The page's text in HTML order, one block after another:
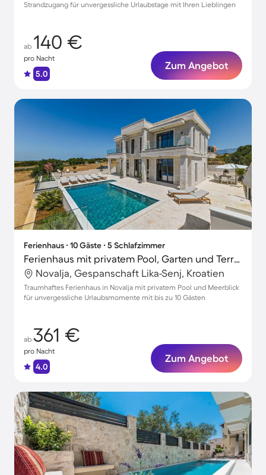
Strandzugang für unvergessliche Urlaubstage mit Ihren Lieblingen
ab 140 €
pro Nacht
5.0
Zum Angebot
Ferienhaus ∙ 10 Gäste ∙ 5 Schlafzimmer
Ferienhaus mit privatem Pool, Garten und Terrasse | Wasserblick
Novalja, Gespanschaft Lika-Senj, Kroatien
Traumhaftes Ferienhaus in Novalja mit privatem Pool und Meerblick
für unvergessliche Urlaubsmomente mit bis zu 10 Gästen
ab 361 €
pro Nacht
4.0
Zum Angebot